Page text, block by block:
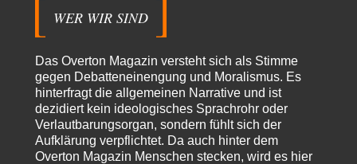
Ute Plassvor 15 Stunden zu:
Urteil des Bundesverwaltungsgerichts zur ewigen
Gaby Weber stellt fest : "So ist das in der Bundesrepublik: von
Transparenz, Rechtstaatlichkeit und…
El-Gvor 15 Stunden zu:
US-Außenministerium: Kuba ist „weniger ein Nationalstaat
als eine allumfassende Geheimdienst- und
Subversionsoperation
Gut, dass Sie »Schande« geschrieben haben und nicht „Scheitern“, denn
das war und ist es…
WER WIR SIND
Das Overton Magazin versteht sich als Stimme
gegen Debatteneinengung und Moralismus. Es
hinterfragt die allgemeinen Narrative und ist
dezidiert kein ideologisches Sprachrohr oder
Verlautbarungsorgan, sondern fühlt sich der
Aufklärung verpflichtet. Da auch hinter dem
Overton Magazin Menschen stecken, wird es hier